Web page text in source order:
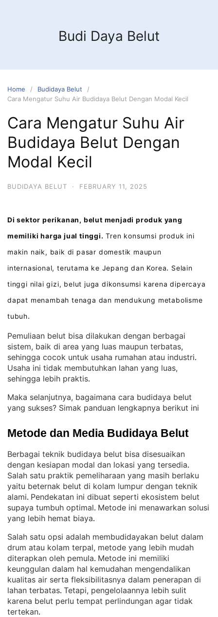
Budi Daya Belut
Home
Budidaya Belut
Cara Mengatur Suhu Air Budidaya Belut Dengan Modal Kecil
Cara Mengatur Suhu Air
Budidaya Belut Dengan
Modal Kecil
BUDIDAYA BELUT · FEBRUARY 11, 2025
Di sektor perikanan, belut menjadi produk yang
memiliki harga jual tinggi. Tren konsumsi produk ini
makin naik, baik di pasar domestik maupun
internasional, terutama ke Jepang dan Korea. Selain
tinggi nilai gizi, belut juga dikonsumsi karena dipercaya
dapat menambah tenaga dan mendukung metabolisme
tubuh.
Pemuliaan belut bisa dilakukan dengan berbagai
sistem, baik di area yang luas maupun terbatas,
sehingga cocok untuk usaha rumahan atau industri
Usaha ini tidak membutuhkan lahan yang luas,
sehingga lebih praktis.
Maka selanjutnya, bagaimana cara budidaya belut
yang sukses? Simak panduan lengkapnya berikut ini
Metode dan Media Budidaya Belut
Berbagai teknik budidaya belut bisa disesuaikan
dengan kesiapan modal dan lokasi yang tersedia
Salah satu praktik pemeliharaan yang masih berlaku
yaitu beternak belut di kolam lumpur dengan teknik
alami. Pendekatan ini dibuat seperti ekosistem belut
supaya tumbuh optimal. Metode ini menawarkan solusi
yang lebih hemat biaya.
Salah satu opsi adalah membudidayakan belut dalam
drum atau kolam terpal, metode yang lebih mudah
diterapkan oleh pemula. Metode ini memiliki
keunggulan dalam hal kemudahan mengendalikan
kualitas air serta fleksibilitasnya dalam penerapan di
lahan terbatas. Tetapi, pengelolaannya lebih sulit
karena belut perlu tempat perlindungan agar tidak
tertekan.